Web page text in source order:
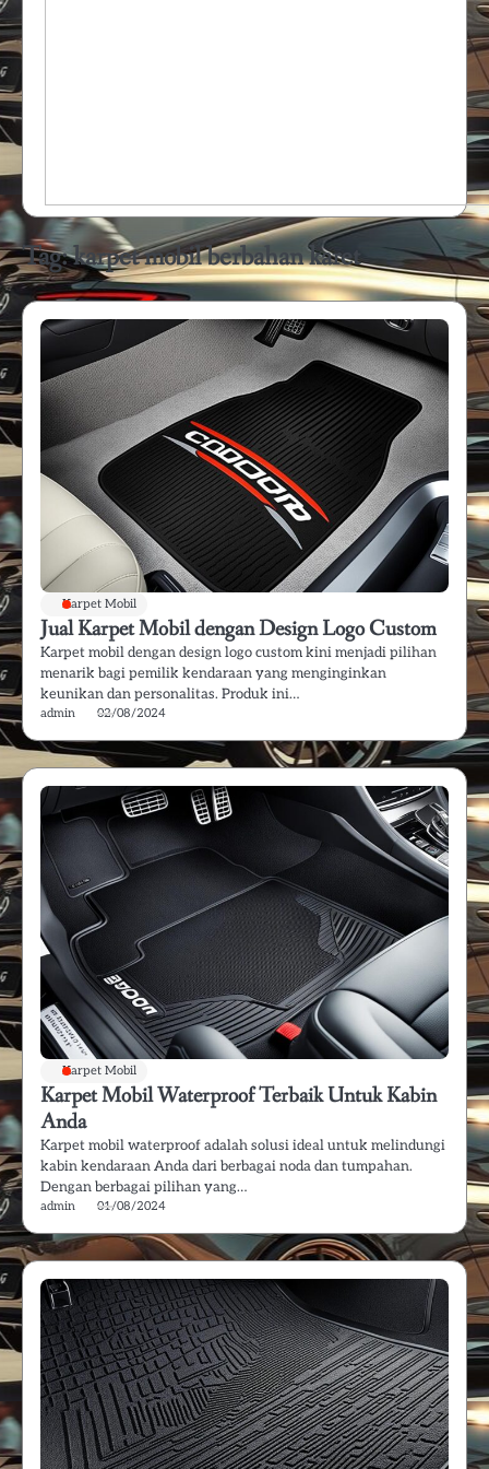
Tag:karpet mobil berbahan karet
Karpet Mobil
Jual Karpet Mobil dengan Design Logo Custom
Karpet mobil dengan design logo custom kini menjadi pilihan
menarik bagi pemilik kendaraan yang menginginkan
keunikan dan personalitas. Produk ini…
admin 02/08/2024
Karpet Mobil
Karpet Mobil Waterproof Terbaik Untuk Kabin
Anda
Karpet mobil waterproof adalah solusi ideal untuk melindungi
kabin kendaraan Anda dari berbagai noda dan tumpahan.
Dengan berbagai pilihan yang…
admin 01/08/2024